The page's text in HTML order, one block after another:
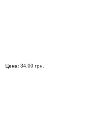
Цена: 34.00 грн.